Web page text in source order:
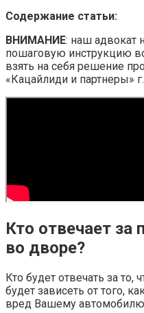
Содержание статьи:
ВНИМАНИЕ: наш адвокат
пошаговую инструкцию
взять на себя решение
«Кацайлиди и партнеры»
Кто отвечает за
во дворе?
Кто будет отвечать за
будет зависеть от того,
вред Вашему